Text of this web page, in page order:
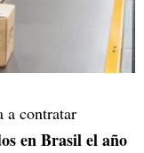
a contratar
en Brasil el año